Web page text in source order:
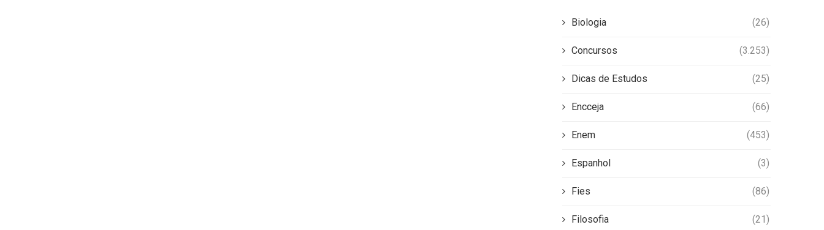
Biologia (26)
Concursos (3.253)
Dicas de Estudos (25)
Encceja (66)
Enem (453)
Espanhol (3)
Fies (86)
Filosofia (21)